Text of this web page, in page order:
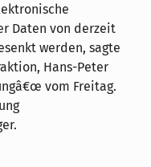
Daten von derzeit
werden, sagte
Hans-Peter
vom Freitag.